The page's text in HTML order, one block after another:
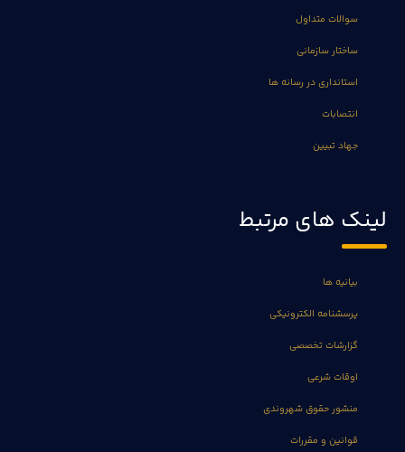
سوالات متداول
ساختار سازمانی
استانداری در رسانه ها
انتصابات
جهاد تبیین
لینک های مرتبط
بیانیه ها
پرسشنامه الکترونیکی
گزارشات تخصصی
اوقات شرعی
منشور حقوق شهروندی
قوانین و مقررات